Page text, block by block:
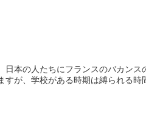
日本の人たちにフランスのバカン
すが、学校がある時期は縛られる